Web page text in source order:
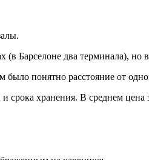
(в Барселоне два терминала), но
было понятно расстояние от
срока хранения. В среднем цена